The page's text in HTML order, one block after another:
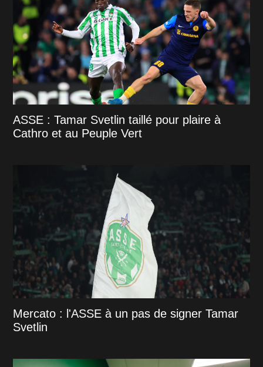
ASSE : Tamar Svetlin taillé pour plaire à
Cathro et au Peuple Vert
Mercato : l'ASSE à un pas de signer Tamar
Svetlin